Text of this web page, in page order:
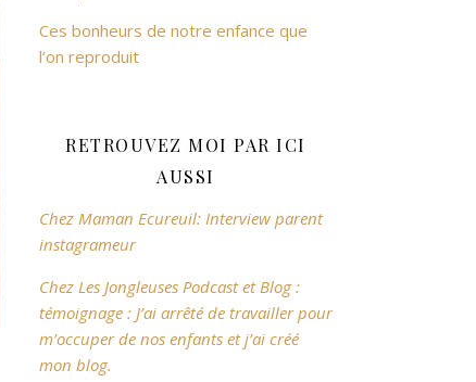
Ces bonheurs de notre enfance que
l’on reproduit
RETROUVEZ MOI PAR ICI
AUSSI
Chez Maman Ecureuil: Interview parent
instagrameur
Chez Les Jongleuses Podcast et Blog :
témoignage : J’ai arrêté de travailler pour
m’occuper de nos enfants et j’ai créé
mon blog.